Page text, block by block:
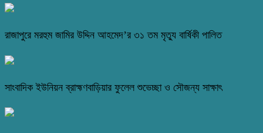
রাজাপুরে মরহুম জামির উদ্দিন আহমেদ’র ৩১ তম মৃত্যু বার্ষিকী পালিত
সাংবাদিক ইউনিয়ন ব্রাহ্মণবাড়িয়ার ফুলেল শুভেচ্ছা ও সৌজন্য সাক্ষাৎ